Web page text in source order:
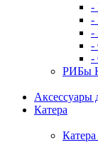
-
-
-
-
-
РИБы
Аксессуары
Катера